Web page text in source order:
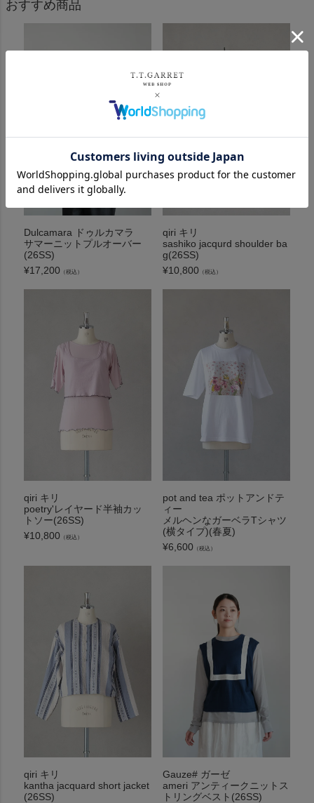
おすすめ商品
Dulcamara ドゥルカマラ
サマーニットプルオーバー
(26SS)
¥17,200 （税込）
qiri キリ
sashiko jacqurd shoulder ba
g(26SS)
¥10,800 （税込）
qiri キリ
poetry'レイヤード半袖カッ
トソー(26SS)
¥10,800 （税込）
pot and tea ポットアンドテ
ィー
メルヘンなガーベラTシャツ
(横タイプ)(春夏)
¥6,600 （税込）
qiri キリ
kantha jacquard short jacket
(26SS)
Gauze# ガーゼ
ameri アンティークニットス
トリングベスト(26SS)